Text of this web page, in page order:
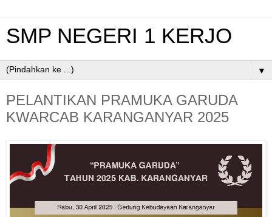
SMP NEGERI 1 KERJO
▼
PELANTIKAN PRAMUKA GARUDA
KWARCAB KARANGANYAR 2025